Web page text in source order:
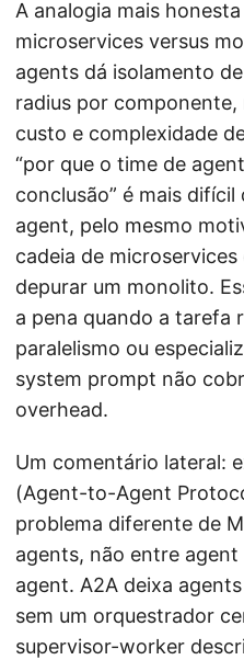
A analogia mais
microservices versus
agents dá isolamento
radius por componente,
custo e complexidade
“por que o time de
conclusão” é mais
agent, pelo mesmo
cadeia de
depurar um monolito.
a pena quando a tarefa
paralelismo ou
system prompt não
overhead.
Um comentário lateral:
(Agent-to-Agent
problema diferente de
agents, não entre
agent. A2A deixa
sem um orquestrador
supervisor-worker